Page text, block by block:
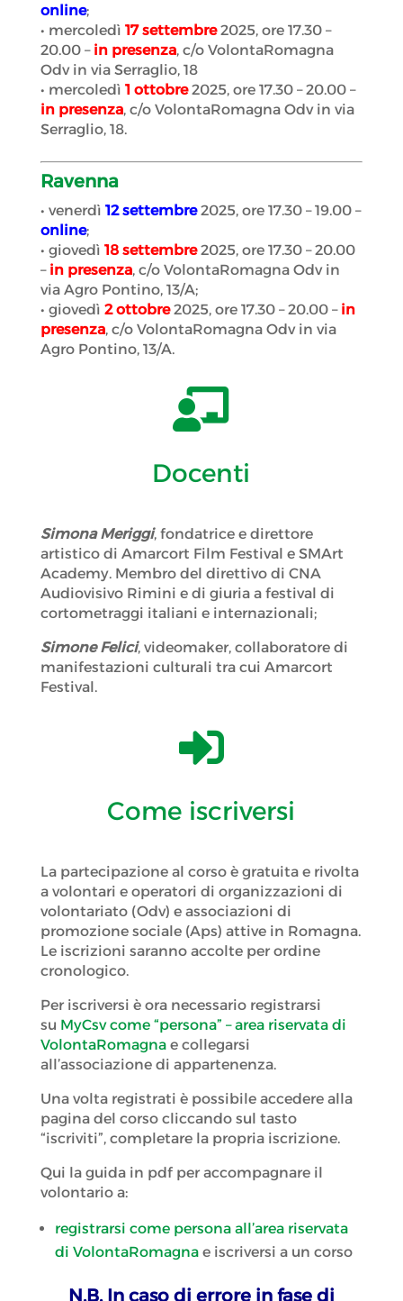
online;
• mercoledì 17 settembre2025, ore 17.30 –
20.00 – in presenza, c/o VolontaRomagna
Odv in via Serraglio, 18
• mercoledì 1 ottobre2025, ore 17.30 – 20.00 –
in presenza, c/o VolontaRomagna Odv in via
Serraglio, 18.
Ravenna
• venerdì 12 settembre2025, ore 17.30 – 19.00 –
online;
• giovedì 18 settembre 2025, ore 17.30 – 20.00
– in presenza, c/o VolontaRomagna Odv in
via Agro Pontino, 13/A;
• giovedì 2 ottobre2025, ore 17.30 – 20.00 – in
presenza, c/o VolontaRomagna Odv in via
Agro Pontino, 13/A.

Docenti
Simona Meriggi, fondatrice e direttore
artistico di Amarcort Film Festival e SMArt
Academy. Membro del direttivo di CNA
Audiovisivo Rimini e di giuria a festival di
cortometraggi italiani e internazionali;
Simone Felici, videomaker, collaboratore di
manifestazioni culturali tra cui Amarcort
Festival.

Come iscriversi
La partecipazione al corso è gratuita e rivolta
a volontari e operatori di organizzazioni di
volontariato (Odv) e associazioni di
promozione sociale (Aps) attive in Romagna.
Le iscrizioni saranno accolte per ordine
cronologico.
Per iscriversi è ora necessario registrarsi
su MyCsv come “persona” – area riservata di
VolontaRomagnae collegarsi
all’associazione di appartenenza.
Una volta registrati è possibile accedere alla
pagina del corso cliccando sul tasto
“iscriviti”, completare la propria iscrizione.
Qui la guida in pdf per accompagnare il
volontario a:
registrarsi come persona all’area riservata
di VolontaRomagnae iscriversi a un corso
N.B. In caso di errore in fase di